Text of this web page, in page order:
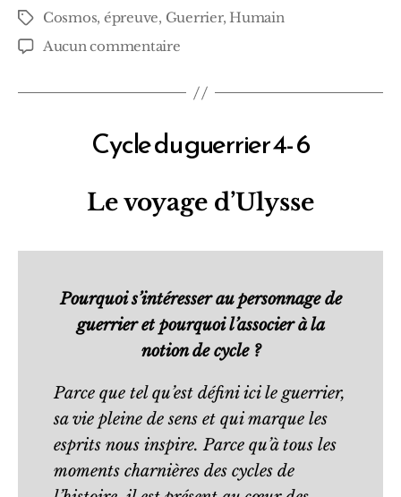
de
l’article
Étiquettes
Cosmos, épreuve, Guerrier,Humain
Aucun commentairesur
du
guerrier
6
Catégories
Cycle du guerrier 4- 6
Le voyage d’Ulysse
Pourquoi s’intéresser au personnage de
guerrier et pourquoi l’associer à la
notion de cycle ?
Parce que tel qu’est défini ici le guerrier,
sa vie pleine de sens et qui marque les
esprits nous inspire. Parce qu’à tous les
moments charnières des cycles de